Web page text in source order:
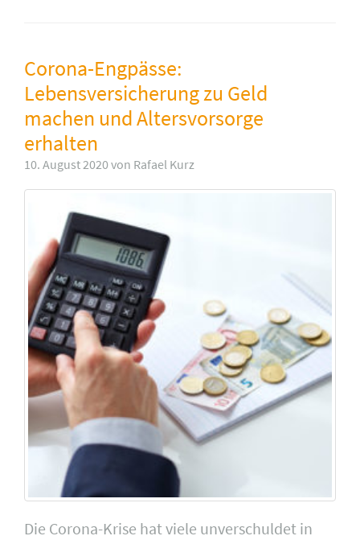
Corona-Engpässe:
Lebensversicherung zu Geld
machen und Altersvorsorge
erhalten
10. August 2020 von Rafael Kurz
Die Corona-Krise hat viele unverschuldet in